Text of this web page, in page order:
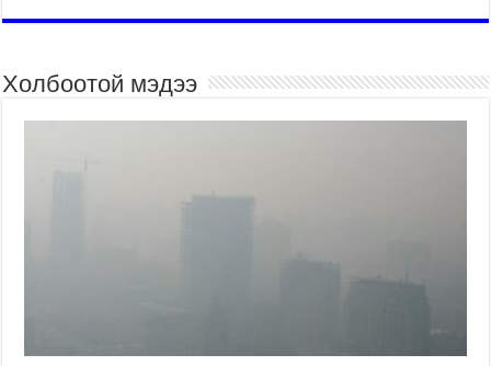
Холбоотой мэдээ